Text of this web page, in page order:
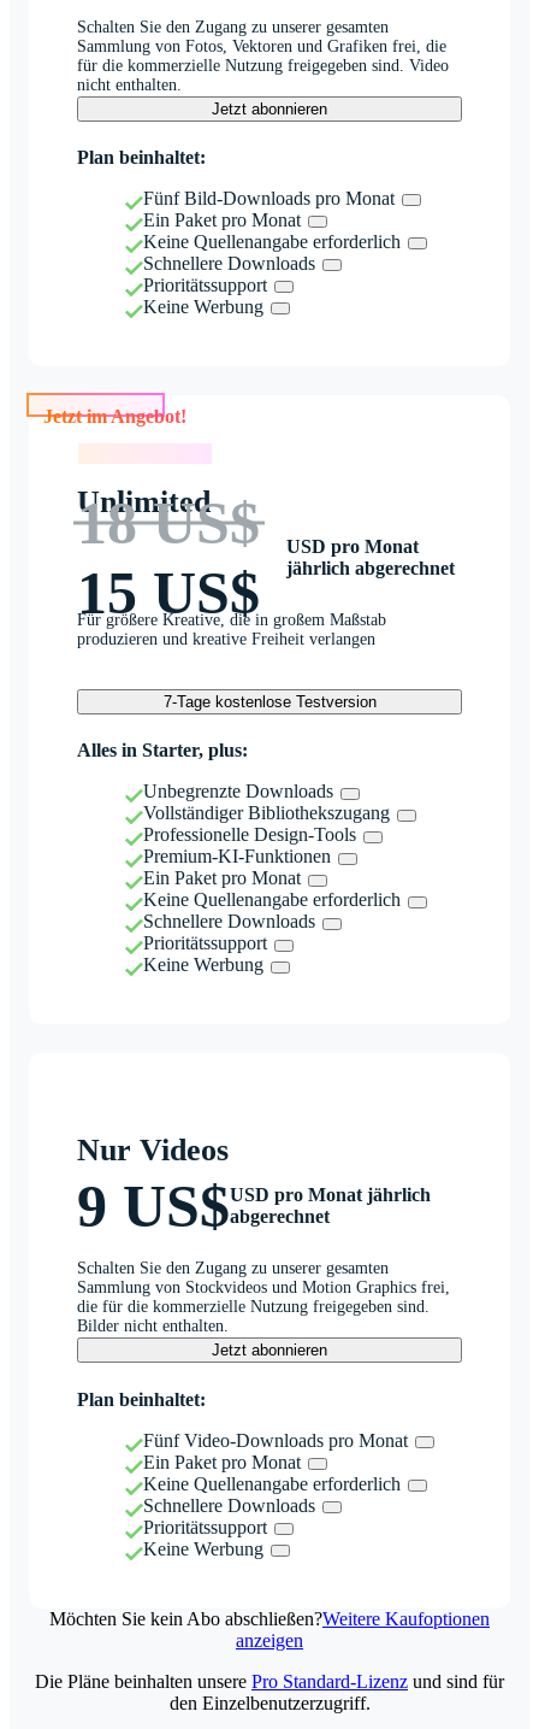
Schalten Sie den Zugang zu unserer gesamten
Sammlung von Fotos, Vektoren und Grafiken frei, die
für die kommerzielle Nutzung freigegeben sind. Video
nicht enthalten.
Jetzt abonnieren
Plan beinhaltet:
Fünf Bild-Downloads pro Monat
Ein Paket pro Monat
Keine Quellenangabe erforderlich
Schnellere Downloads
Prioritätssupport
Keine Werbung
Jetzt im Angebot!
Unlimited
18 US$
15 US$
USD pro Monat
jährlich abgerechnet
Für größere Kreative, die in großem Maßstab
produzieren und kreative Freiheit verlangen
7-Tage kostenlose Testversion
Alles in Starter, plus:
Unbegrenzte Downloads
Vollständiger Bibliothekszugang
Professionelle Design-Tools
Premium-KI-Funktionen
Ein Paket pro Monat
Keine Quellenangabe erforderlich
Schnellere Downloads
Prioritätssupport
Keine Werbung
Nur Videos
9 US$USD pro Monat jährlich
abgerechnet
Schalten Sie den Zugang zu unserer gesamten
Sammlung von Stockvideos und Motion Graphics frei,
die für die kommerzielle Nutzung freigegeben sind.
Bilder nicht enthalten.
Jetzt abonnieren
Plan beinhaltet:
Fünf Video-Downloads pro Monat
Ein Paket pro Monat
Keine Quellenangabe erforderlich
Schnellere Downloads
Prioritätssupport
Keine Werbung
Möchten Sie kein Abo abschließen?Weitere Kaufoptionen
anzeigen
Die Pläne beinhalten unsere Pro Standard-Lizenz und sind für
den Einzelbenutzerzugriff.